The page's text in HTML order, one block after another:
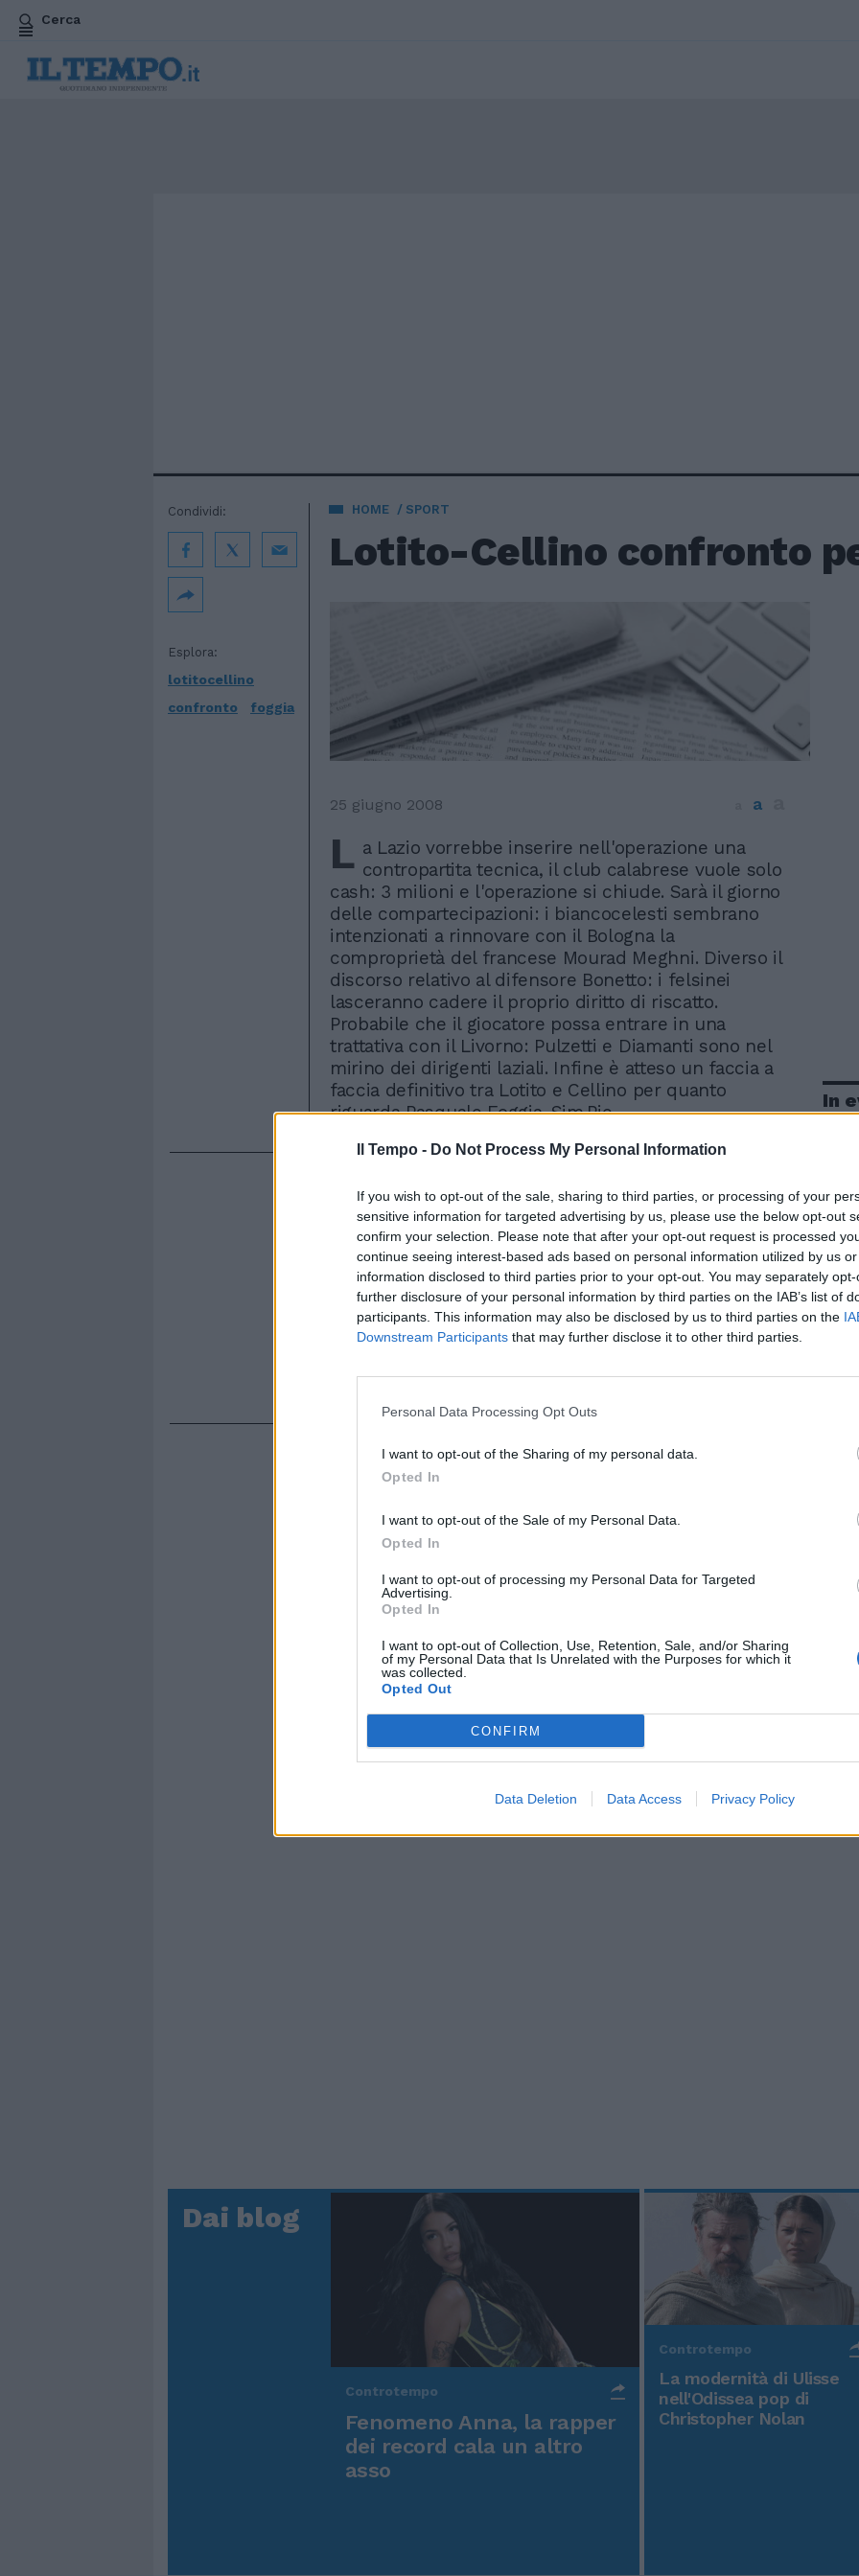
Il Tempo - Do Not Process My Personal Information
If you wish to opt-out of the sale, sharing to third parties, or processing of your
sensitive information for targeted advertising by us, please use the below opt-out
confirm your selection. Please note that after your opt-out request is processed
continue seeing interest-based ads based on personal information utilized by us
information disclosed to third parties prior to your opt-out. You may separately
further disclosure of your personal information by third parties on the IAB’s list of
participants. This information may also be disclosed by us to third parties on the
Downstream Participants that may further disclose it to other third parties.
Personal Data Processing Opt Outs
I want to opt-out of the Sharing of my personal data.
Opted In
I want to opt-out of the Sale of my Personal Data.
Opted In
I want to opt-out of processing my Personal Data for Targeted
Advertising.
Opted In
I want to opt-out of Collection, Use, Retention, Sale, and/or Sharing
of my Personal Data that Is Unrelated with the Purposes for which it
was collected.
Opted Out
CONFIRM
Data Deletion Data Access Privacy Policy
Cerca
HOME SPORT
Lotito-Cellino confronto
Esplora:
lotitocellino
confronto
foggia
Condividi:
25 giugno 2008 a
L a Lazio vorrebbe inserire nell'operazione una
contropartita tecnica, il club calabrese vuole solo
cash: 3 milioni e l'operazione si chiude. Sarà il giorno
delle compartecipazioni: i biancocelesti sembrano
intenzionati a rinnovare con il Bologna la
comproprietà del francese Mourad Meghni. Diverso il
discorso relativo al difensore Bonetto: i felsinei
lasceranno cadere il proprio diritto di riscatto.
Probabile che il giocatore possa entrare in una
trattativa con il Livorno: Pulzetti e Diamanti sono nel
mirino dei dirigenti laziali. Infine è atteso un faccia a
faccia definitivo tra Lotito e Cellino per quanto
riguarda Pasquale Foggia. Sim.Pie.
In
Trump, Meloni e la strategia
Dai blog
Controtempo
Fenomeno Anna, la rapper
dei record cala un altro
asso
Controtempo
La modernità di Ulisse
nell'Odissea pop di
Christopher Nolan